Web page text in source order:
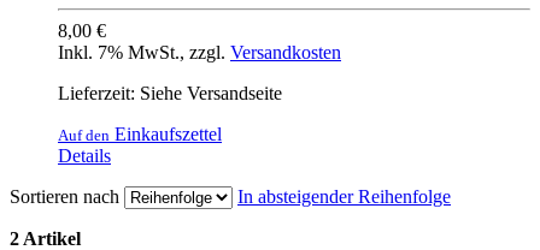
8,00 €
Inkl. 7% MwSt., zzgl. Versandkosten
Lieferzeit: Siehe Versandseite
Auf den Einkaufszettel
Details
Sortieren nach
In absteigender Reihenfolge
2 Artikel